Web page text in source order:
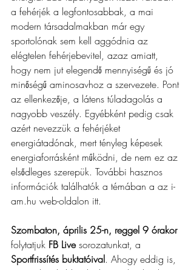
a fehérjék a legfontosabbak, a mai
modern társadalmakban már egy
sportolónak sem kell aggódnia az
elégtelen fehérjebevitel, azaz amiatt,
hogy nem jut elegendő mennyiségű és jó
minőségű aminosavhoz a szervezete. Pont
az ellenkezője, a látens túladagolás a
nagyobb veszély. Egyébként pedig csak
azért nevezzük a fehérjéket
energiátadónak, mert tényleg képesek
energiaforrásként működni, de nem ez az
elsődleges szerepük. További hasznos
információk találhatók a témában a az i-
am.hu web-oldalon itt.
Szombaton, április 25-n, reggel 9 órakor
folytatjuk FB Live sorozatunkat, a
Sportfrissítés buktatóival. Ahogy eddig is,